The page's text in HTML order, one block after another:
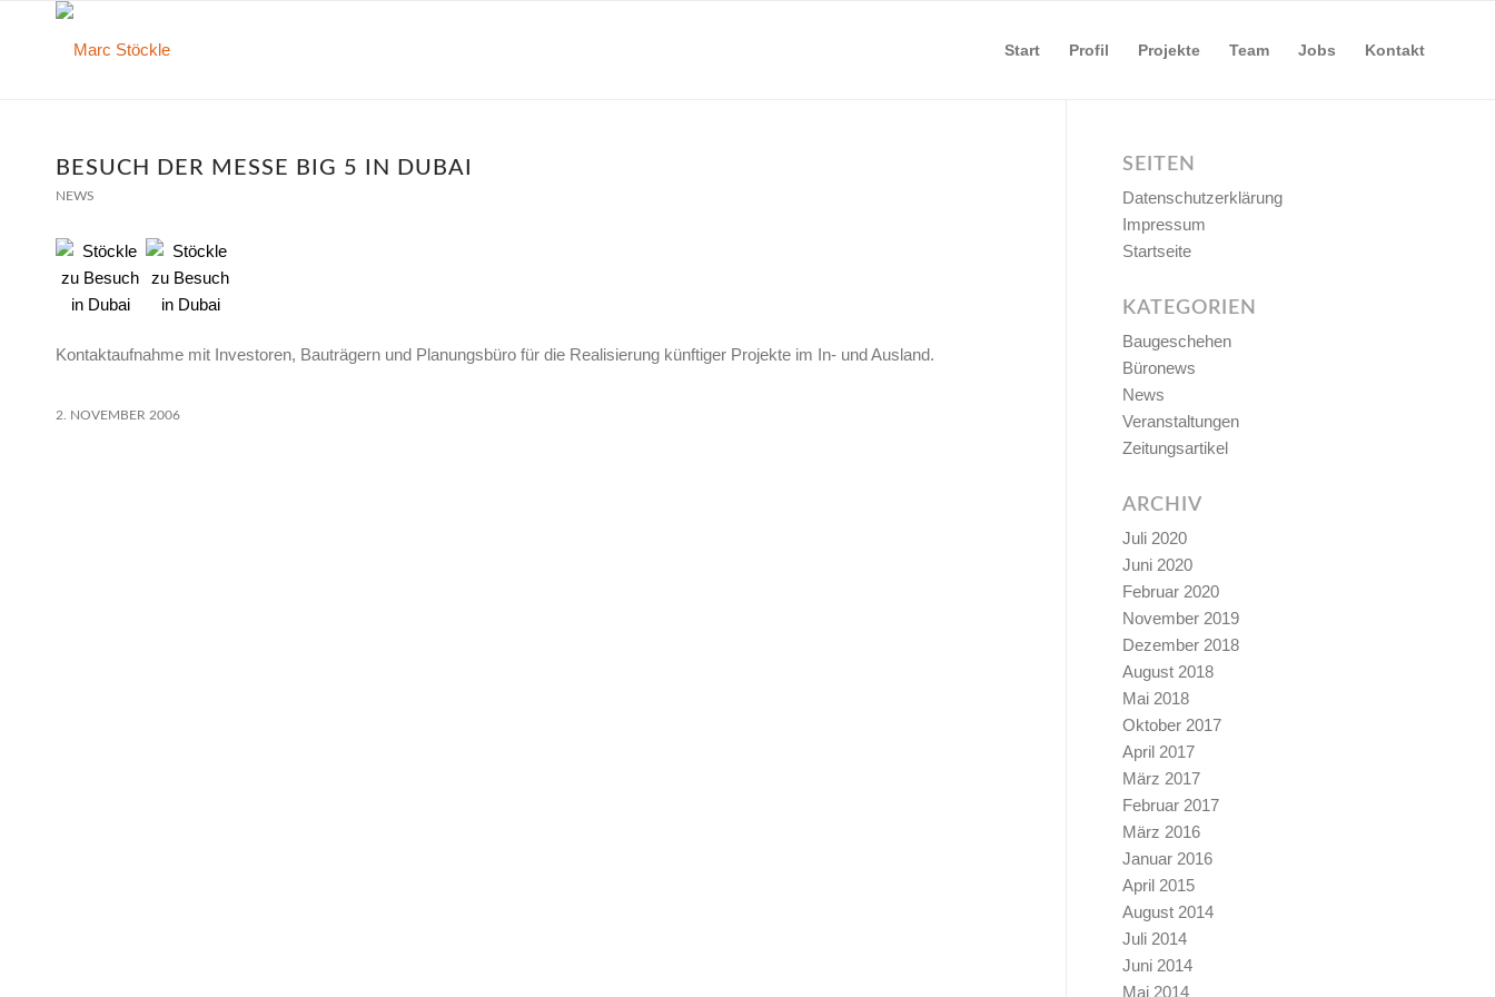
Start Profil Projekte Team Jobs Kontakt
BESUCH DER MESSE BIG 5 IN DUBAI
NEWS
Kontaktaufnahme mit Investoren, Bauträgern und Planungsbüro für die Realisierung künftiger Projekte im In- und Ausland.
2. NOVEMBER 2006
SEITEN
Datenschutzerklärung
Impressum
Startseite
KATEGORIEN
Baugeschehen
Büronews
News
Veranstaltungen
Zeitungsartikel
ARCHIV
Juli 2020
Juni 2020
Februar 2020
November 2019
Dezember 2018
August 2018
Mai 2018
Oktober 2017
April 2017
März 2017
Februar 2017
März 2016
Januar 2016
April 2015
August 2014
Juli 2014
Juni 2014
Mai 2014